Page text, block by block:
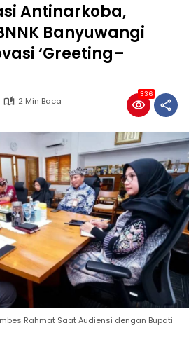
Antinarkoba,
Banyuwangi
‘Greeting–
2 Min Baca
336
Rahmat Saat Audiensi dengan Bupati